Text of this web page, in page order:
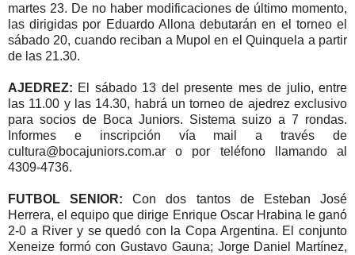
martes 23. De no haber modificaciones de último momento,
las dirigidas por Eduardo Allona debutarán en el torneo el
sábado 20, cuando reciban a Mupol en el Quinquela a partir
de las 21.30.
AJEDREZ: El sábado 13 del presente mes de julio, entre
las 11.00 y las 14.30, habrá un torneo de ajedrez exclusivo
para socios de Boca Juniors. Sistema suizo a 7 rondas.
Informes e inscripción vía mail a través de
cultura@bocajuniors.com.ar o por teléfono llamando al
4309-4736.
FUTBOL SENIOR: Con dos tantos de Esteban José
Herrera, el equipo que dirige Enrique Oscar Hrabina le ganó
2-0 a River y se quedó con la Copa Argentina. El conjunto
Xeneize formó con Gustavo Gauna; Jorge Daniel Martínez,